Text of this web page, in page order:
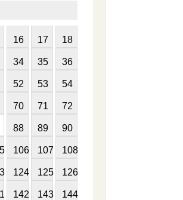
16 17 18
34 35 36
52 53 54
70 71 72
88 89 90
106 107 108
124 125 126
142 143 144